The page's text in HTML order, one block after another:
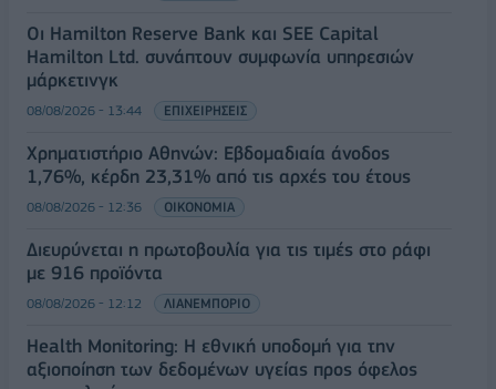
Οι Hamilton Reserve Bank και SEE Capital
Hamilton Ltd. συνάπτουν συμφωνία υπηρεσιών
μάρκετινγκ
08/08/2026 - 13:44 ΕΠΙΧΕΙΡΗΣΕΙΣ
Χρηματιστήριο Αθηνών: Εβδομαδιαία άνοδος
1,76%, κέρδη 23,31% από τις αρχές του έτους
08/08/2026 - 12:36 ΟΙΚΟΝΟΜΙΑ
Διευρύνεται η πρωτοβουλία για τις τιμές στο ράφι
με 916 προϊόντα
08/08/2026 - 12:12 ΛΙΑΝΕΜΠΟΡΙΟ
Health Monitoring: Η εθνική υποδομή για την
αξιοποίηση των δεδομένων υγείας προς όφελος